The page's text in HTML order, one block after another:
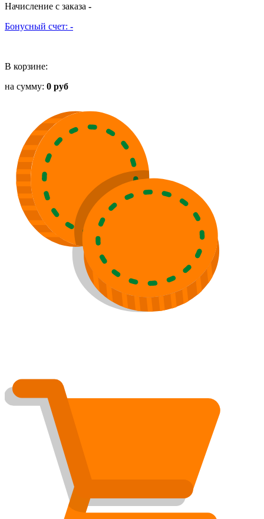
Начисление с заказа -
Бонусный счет: -
В корзине:
на сумму: 0 руб